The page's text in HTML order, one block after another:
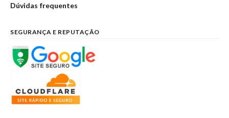
Dúvidas frequentes
SEGURANÇA E REPUTAÇÃO